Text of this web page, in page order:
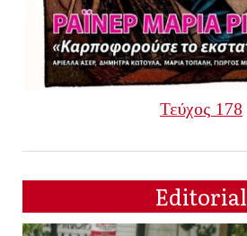
Τεύχος 178
Editorial